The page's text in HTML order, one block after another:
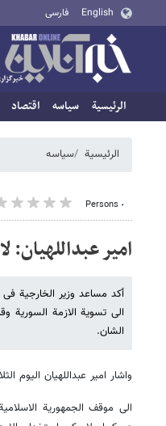
English فارسی
الرئيسية سیاسه اقتصاد
الرئيسية سیاسه
٠ Persons
امیر
أکد مساعد وزیر الخارجیة
الی تسویة الازمة السوریة
الشان.
واشار امیر عبداللهیان الیوم
الی موقف الجمهوریة